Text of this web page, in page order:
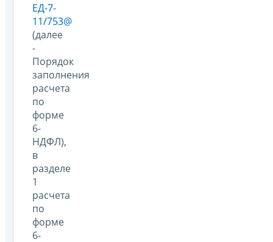
ЕД-7-
11/753@
(далее
-
Порядок
заполнения
расчета
по
форме
6-
НДФЛ),
в
разделе
1
расчета
по
форме
6-